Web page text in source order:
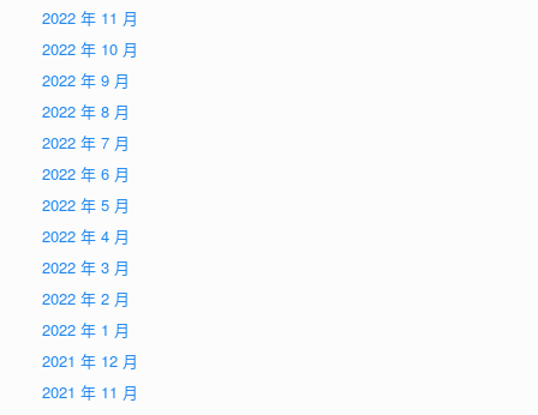
2022 年 11 月
2022 年 10 月
2022 年 9 月
2022 年 8 月
2022 年 7 月
2022 年 6 月
2022 年 5 月
2022 年 4 月
2022 年 3 月
2022 年 2 月
2022 年 1 月
2021 年 12 月
2021 年 11 月